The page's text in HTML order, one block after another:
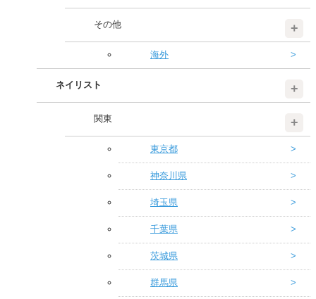
その他
海外
ネイリスト
関東
東京都
神奈川県
埼玉県
千葉県
茨城県
群馬県